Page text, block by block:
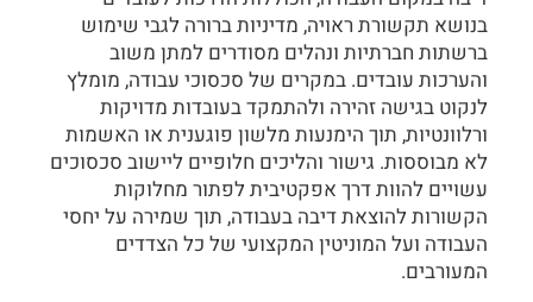
בנושא תקשורת ראויה, מדיניות ברורה לגבי שימוש
ברשתות חברתיות ונהלים מסודרים למתן משוב
והערכות עובדים. במקרים של סכסוכי עבודה, מומלץ
לנקוט בגישה זהירה ולהתמקד בעובדות מדויקות
ורלוונטיות, תוך הימנעות מלשון פוגענית או האשמות
לא מבוססות. גישור והליכים חלופיים ליישוב סכסוכים
עשויים להוות דרך אפקטיבית לפתור מחלוקות
הקשורות להוצאת דיבה בעבודה, תוך שמירה על יחסי
העבודה ועל המוניטין המקצועי של כל הצדדים
המעורבים.